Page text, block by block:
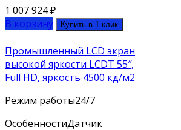
1 007 924₽
В корзину
Купить в 1 клик
Промышленный LCD экран
высокой яркости LCDT 55″,
Full HD, яркость 4500 кд/м2
Режим работы24/7
ОсобенностиДатчик